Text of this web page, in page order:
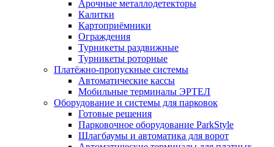
Арочные металлодетекторы
Калитки
Картоприёмники
Ограждения
Турникеты раздвижные
Турникеты роторные
Платёжно-пропускные системы
Автоматические кассы
Мобильные терминалы ЭРТЕЛ
Оборудование и системы для парковок
Готовые решения
Парковочное оборудование ParkStyle
Шлагбаумы и автоматика для ворот